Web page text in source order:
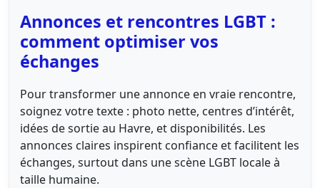
Annonces et rencontres LGBT :
comment optimiser vos
échanges
Pour transformer une annonce en vraie rencontre,
soignez votre texte : photo nette, centres d’intérêt,
idées de sortie au Havre, et disponibilités. Les
annonces claires inspirent confiance et facilitent les
échanges, surtout dans une scène LGBT locale à
taille humaine.